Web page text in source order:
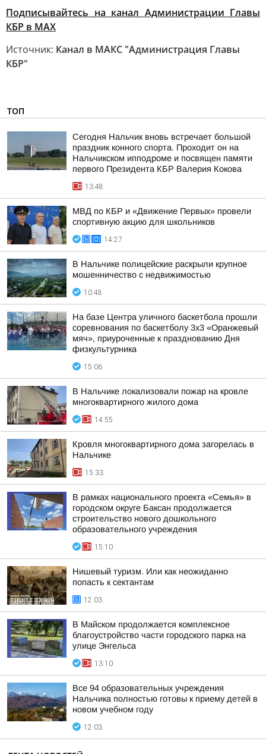
Подписывайтесь на канал Администрации Главы
КБР в МАХ
Источник: Канал в МАКС "Администрация Главы
КБР"
ТОП
Сегодня Нальчик вновь встречает большой
праздник конного спорта. Проходит он на
Нальчикском ипподроме и посвящен памяти
первого Президента КБР Валерия Кокова
13:48
МВД по КБР и «Движение Первых» провели
спортивную акцию для школьников
14:27
В Нальчике полицейские раскрыли крупное
мошенничество с недвижимостью
10:48
На базе Центра уличного баскетбола прошли
соревнования по баскетболу 3x3 «Оранжевый
мяч», приуроченные к празднованию Дня
физкультурника
15:06
В Нальчике локализовали пожар на кровле
многоквартирного жилого дома
14:55
Кровля многоквартирного дома загорелась в
Нальчике
15:33
В рамках национального проекта «Семья» в
городском округе Баксан продолжается
строительство нового дошкольного
образовательного учреждения
15:10
Нишевый туризм. Или как неожиданно
попасть к сектантам
12:03
В Майском продолжается комплексное
благоустройство части городского парка на
улице Энгельса
13:10
Все 94 образовательных учреждения
Нальчика полностью готовы к приему детей в
новом учебном году
12:03